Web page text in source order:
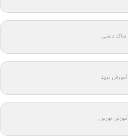
ساک دستی
آموزش ترید
بورس